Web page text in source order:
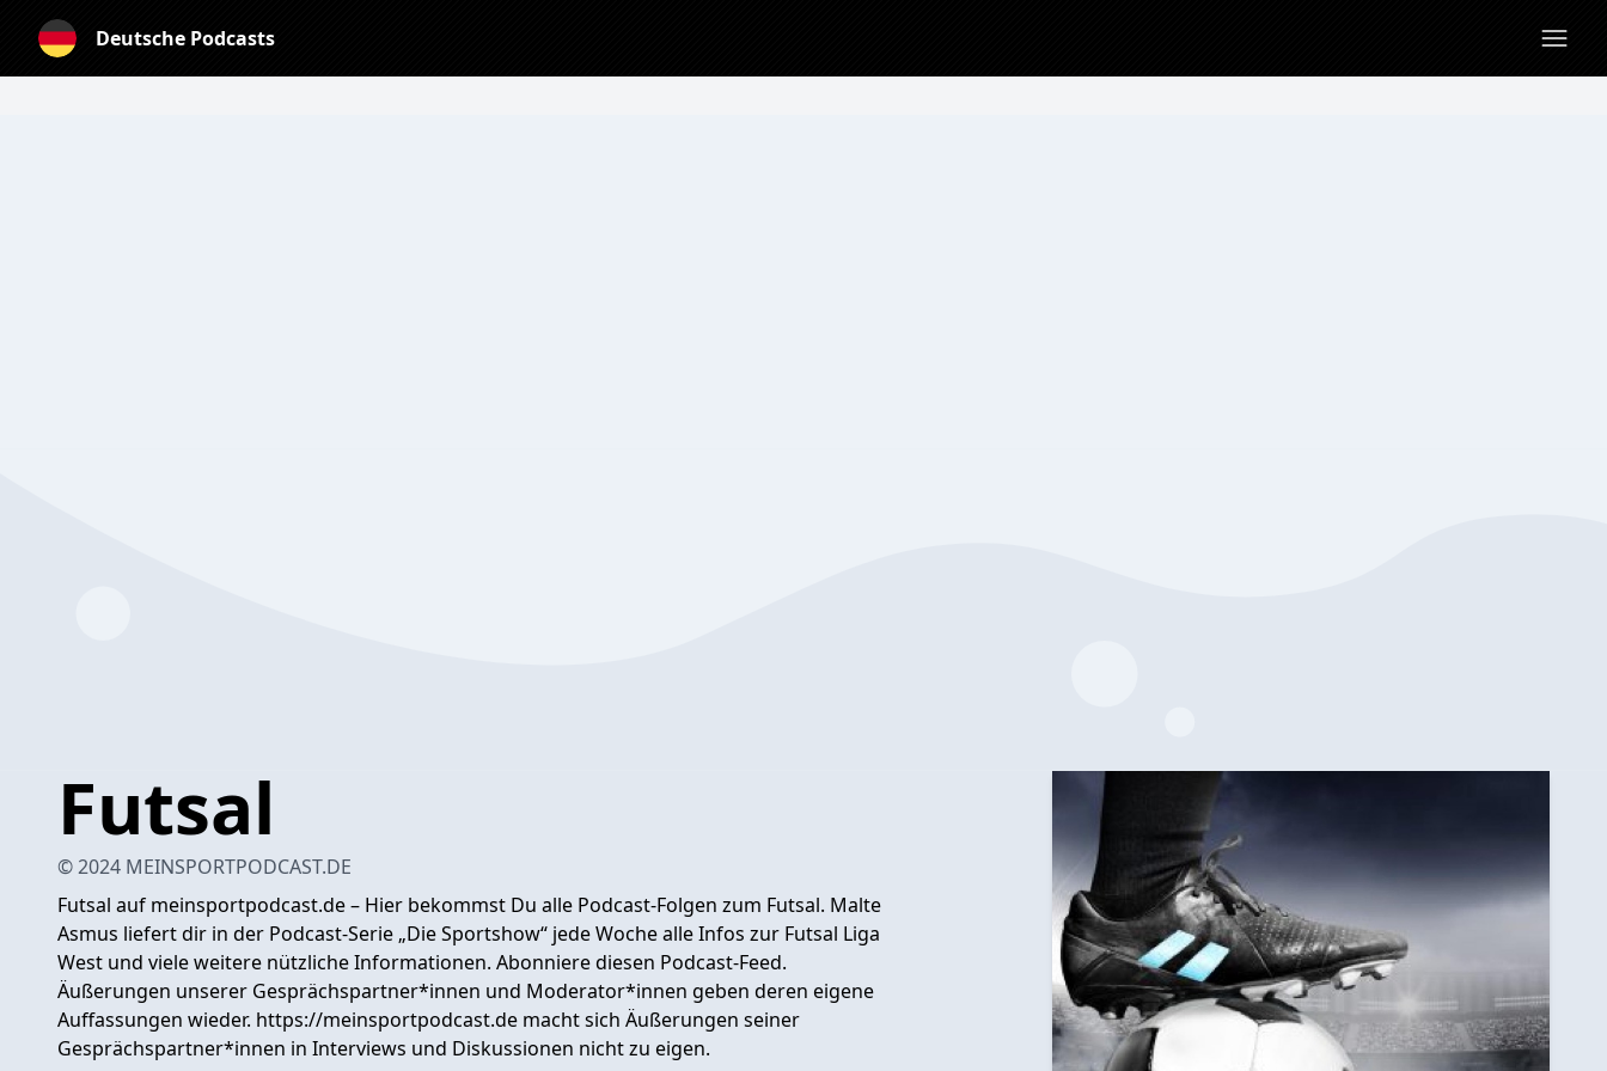
Deutsche Podcasts
Futsal
© 2024 MEINSPORTPODCAST.DE
Futsal auf meinsportpodcast.de – Hier bekommst Du alle Podcast-Folgen zum Futsal. Malte
Asmus liefert dir in der Podcast-Serie „Die Sportshow“ jede Woche alle Infos zur Futsal Liga
West und viele weitere nützliche Informationen. Abonniere diesen Podcast-Feed.
Äußerungen unserer Gesprächspartner*innen und Moderator*innen geben deren eigene
Auffassungen wieder. https://meinsportpodcast.de macht sich Äußerungen seiner
Gesprächspartner*innen in Interviews und Diskussionen nicht zu eigen.